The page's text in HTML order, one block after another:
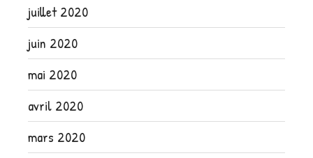
juillet 2020
juin 2020
mai 2020
avril 2020
mars 2020